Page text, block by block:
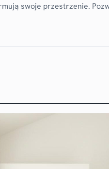
swoje przestrzenie.